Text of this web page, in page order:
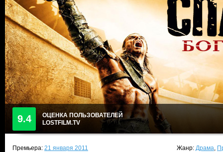
9.4
ОЦЕНКА ПОЛЬЗОВАТЕЛЕЙ
LOSTFILM.TV
Премьера: 21 января 2011
Жанр: Драма,